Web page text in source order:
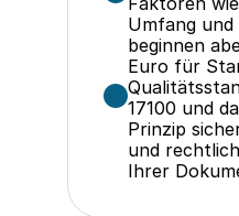
Umfang und
beginnen
Euro für
17100 und
Prinzip
und
Ihrer